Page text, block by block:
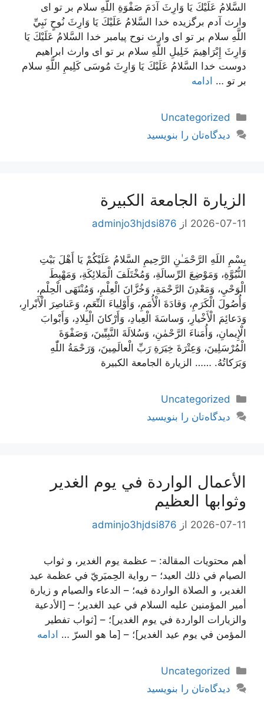
السَّلامُ عَلَيْكَ يَا وَارِثَ آدَمَ صَفْوَةِ اللَّهِ سلام بر تو ای
وارث آدم برگزیده خدا السَّلامُ عَلَيْكَ يَا وَارِثَ نُوحٍ نَبِيِّ
اللَّهِ سلام بر تو ای وارث نوح پیامبر خدا السَّلامُ عَلَيْكَ يَا
وَارِثَ إِبْرَاهِيمَ خَلِيلِ اللَّهِ سلام بر تو ای وارث ابراهیم
دوست خدا السَّلامُ عَلَيْكَ يَا وَارِثَ مُوسَى كَلِيمِ اللَّهِ سلام
بر تو … ادامه
دسته‌ها
Uncategorized
دیدگاه‌تان را بنویسید
الزيارة الجامعة الكبيرة
2026-07-11 از adminjo3hjdsi876
بِسْمِ اللَهِ الرَّحْمَـٰنِ الرَّحِيمِ السَّلامُ عَلَيْكُمْ يَا أَهْلَ بَيْتِ
النُّبُوَّةِ، وَمَوْضِعَ الرِّسالَةِ، وَمُخْتَلَفَ الْمَلائِكَةِ، وَمَهْبِطَ
الْوَحْيِ، وَمَعْدِنَ الرَّحْمَةِ، وَخُزَّانَ الْعِلْمِ، وَمُنْتَهَى الْحِلْمِ،
وَأُصُولَ الْكَرَمِ، وَقادَةَ الْأُمَمِ، وَأَوْلِياءَ النِّعَمِ، وَعَناصِرَ الْأَبْرارِ،
وَدَعائِمَ الْأَخْيارِ، وَساسَةَ الْعِبادِ، وَأَرْكانَ الْبِلادِ، وَأَبْوابَ
الْإِيمانِ، وَأُمَناءَ الرَّحْمٰنِ، وَسُلالَةَ النَّبِيِّينَ، وَصَفْوَةَ
الْمُرْسَلِينَ، وَعِتْرَةَ خِيَرَةِ رَبِّ الْعالَمِينَ، وَرَحْمَةُ اللّٰهِ
وَبَرَكاتُهُ. …… الزيارة الجامعة الكبيرة
دسته‌ها
Uncategorized
دیدگاه‌تان را بنویسید
الأعمال الواردة في يوم الغدير
وثوابها العظيم
2026-07-11 از adminjo3hjdsi876
أهم محتويات المقالة: – عظمة يوم الغدير، و ثواب
الصيام في ذلك العيد؛ – رواية الحِميَريّ في عظمة عيد
الغدير، و الصلاة الواردة فيه‌؛ – الدعاء والصيام و زيارة
أمير المؤمنين عليه ‌السلام في عيد الغدير؛ – [الأدعية
والزيارات الواردة في يوم الغدير]؛ – [ثواب تفطير
المؤمن في يوم عيد الغدير]؛ – [ما هو السرّ … ادامه
دسته‌ها
Uncategorized
دیدگاه‌تان را بنویسید